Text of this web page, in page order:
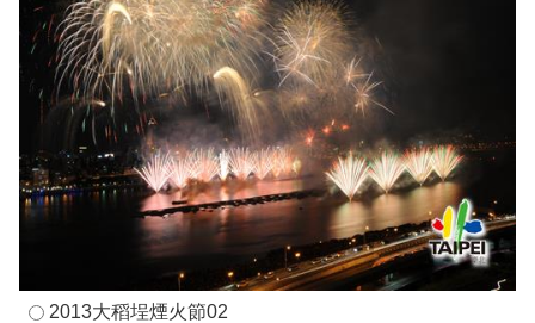
2013大稻埕煙火節02